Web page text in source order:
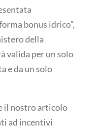
bonus idrico”,
della
valida per un solo
e da un solo
il nostro articolo
ad incentivi